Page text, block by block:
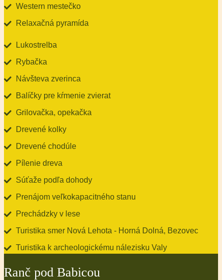
Western mestečko
Relaxačná pyramída
Lukostrelba
Rybačka
Návšteva zverinca
Balíčky pre kŕmenie zvierat
Grilovačka, opekačka
Drevené kolky
Drevené chodúle
Pílenie dreva
Súťaže podľa dohody
Prenájom veľkokapacitného stanu
Prechádzky v lese
Turistika smer Nová Lehota - Horná Dolná, Bezovec
Turistika k archeologickému nálezisku Valy
Ranč pod Babicou